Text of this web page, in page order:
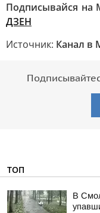
Подписывайся на
ДЗЕН
Источник: Канал в
ТОП
В